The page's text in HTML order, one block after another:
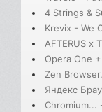
4 Strings &
Krevix - We
AFTERUS x
Opera One
Zen
Яндекс
Chromium...